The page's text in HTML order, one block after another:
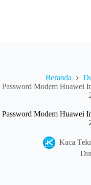
Beranda
Password Modem Huawei
Password Modem Huawei
Kaca